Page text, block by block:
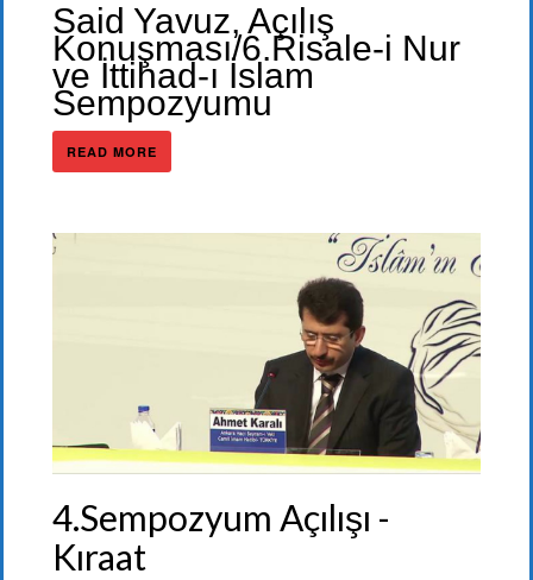
Said Yavuz, Açılış
Konuşması/6.Risale-i Nur
ve İttihad-ı İslam
Sempozyumu
READ MORE
4.Sempozyum Açılışı -
Kıraat